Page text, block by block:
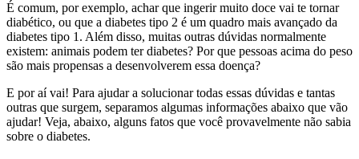
É comum, por exemplo, achar que ingerir muito doce vai te tornar
diabético, ou que a diabetes tipo 2 é um quadro mais avançado da
diabetes tipo 1. Além disso, muitas outras dúvidas normalmente
existem: animais podem ter diabetes? Por que pessoas acima do peso
são mais propensas a desenvolverem essa doença?
E por aí vai! Para ajudar a solucionar todas essas dúvidas e tantas
outras que surgem, separamos algumas informações abaixo que vão
ajudar! Veja, abaixo, alguns fatos que você provavelmente não sabia
sobre o diabetes.